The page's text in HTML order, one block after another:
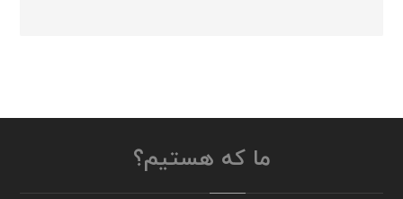
ما که هستیم؟